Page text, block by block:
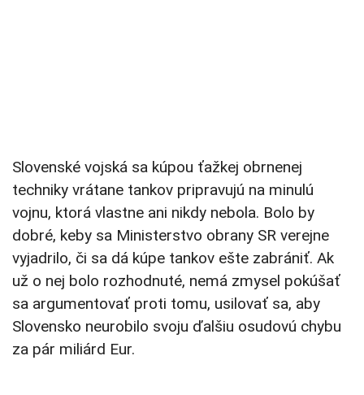
Slovenské vojská sa kúpou ťažkej obrnenej
techniky vrátane tankov pripravujú na minulú
vojnu, ktorá vlastne ani nikdy nebola. Bolo by
dobré, keby sa Ministerstvo obrany SR verejne
vyjadrilo, či sa dá kúpe tankov ešte zabrániť. Ak
už o nej bolo rozhodnuté, nemá zmysel pokúšať
sa argumentovať proti tomu, usilovať sa, aby
Slovensko neurobilo svoju ďalšiu osudovú chybu
za pár miliárd Eur.